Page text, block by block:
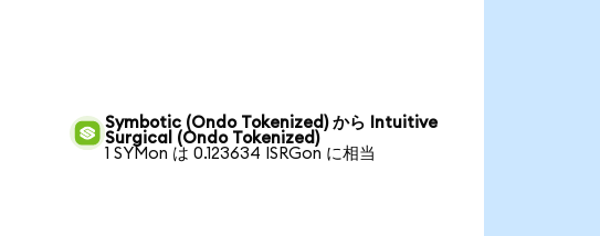
Symbotic (Ondo Tokenized) から Intuitive
Surgical (Ondo Tokenized)
1 SYMon は 0.123634 ISRGon に相当